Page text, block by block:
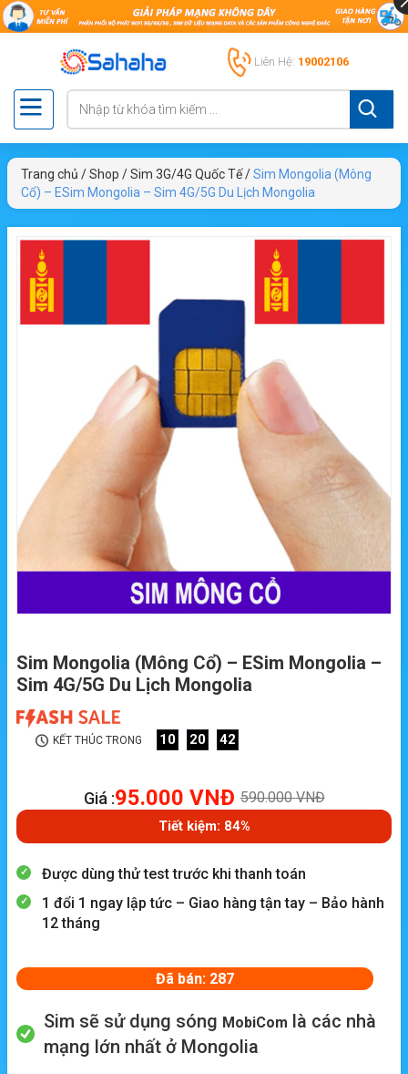
Liên Hệ: 19002106
Trang chủ /Shop /Sim 3G/4G Quốc Tế/Sim Mongolia (Mông
Cổ) – ESim Mongolia – Sim 4G/5G Du Lịch Mongolia
Sim Mongolia (Mông Cổ) – ESim Mongolia –
Sim 4G/5G Du Lịch Mongolia
KẾT THÚC TRONG 10 20 41
Giá :95.000 VNĐ 590.000VNĐ
Tiết kiệm: 84%
Được dùng thử test trước khi thanh toán
1 đổi 1 ngay lập tức – Giao hàng tận tay – Bảo hành
12 tháng
Đã bán: 287
Sim sẽ sử dụng sóng MobiCom là các nhà
mạng lớn nhất ở Mongolia